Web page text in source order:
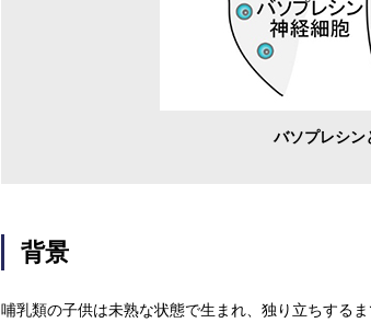
バソプレシン
背景
哺乳類の子供は未熟な状態で生まれ、独り立ちする